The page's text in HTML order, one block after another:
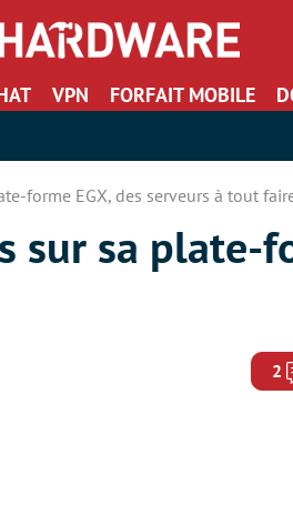
VPN FORFAIT MOBILE
forme EGX, des serveurs à tout
sur sa plate-
2